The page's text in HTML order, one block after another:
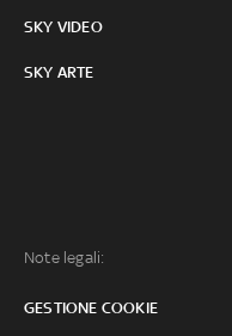
SKY VIDEO
SKY ARTE
Note legali:
GESTIONE COOKIE